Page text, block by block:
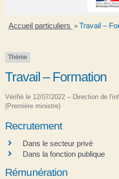
Accueil particuliers > Travail –
Thème
Travail – Formation
Vérifié le 12/07/2022 – Direction de
(Première ministre)
Recrutement
Dans le secteur privé
Dans la fonction publique
Rémunération